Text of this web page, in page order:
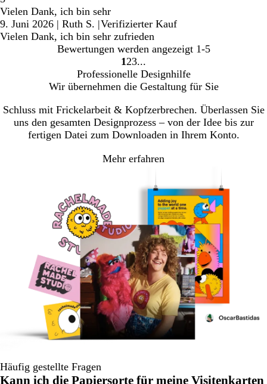
Vielen Dank, ich bin sehr
9. Juni 2026 | Ruth S. |Verifizierter Kauf
Vielen Dank, ich bin sehr zufrieden
Bewertungen werden angezeigt 1-5
Gehe
zu
Seite
1 Gehe
zu
Seite
2 Gehe
zu
Seite
3
Professionelle Designhilfe
Wir übernehmen die Gestaltung für Sie
Schluss mit Frickelarbeit & Kopfzerbrechen. Überlassen Sie
uns den gesamten Designprozess – von der Idee bis zur
fertigen Datei zum Downloaden in Ihrem Konto.
Mehr erfahren
Häufig gestellte Fragen
Kann ich die Papiersorte für meine Visitenkarten